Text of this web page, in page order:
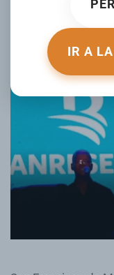
IR A
ESCRITO POR